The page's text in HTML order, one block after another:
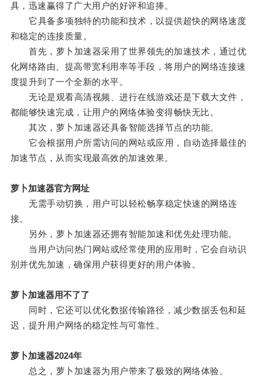
具，迅速赢得了广大用户的好评和追捧。
它具备多项独特的功能和技术，以提供超快的网络速度
和稳定的连接质量。
首先，萝卜加速器采用了世界领先的加速技术，通过优
化网络路由、提高带宽利用率等手段，将用户的网络连接速
度提升到了一个全新的水平。
无论是观看高清视频、进行在线游戏还是下载大文件，
都能够快速完成，让用户的网络体验变得畅快无比。
其次，萝卜加速器还具备智能选择节点的功能。
它会根据用户所需访问的网站或应用，自动选择最佳的
加速节点，从而实现最高效的加速效果。
萝卜加速器官方网址
无需手动切换，用户可以轻松畅享稳定快速的网络连
接。
另外，萝卜加速器还拥有智能加速和优先处理功能。
当用户访问热门网站或经常使用的应用时，它会自动识
别并优先加速，确保用户获得更好的用户体验。
萝卜加速器用不了了
同时，它还可以优化数据传输路径，减少数据丢包和延
迟，提升用户网络的稳定性与可靠性。
萝卜加速器2024年
总之，萝卜加速器为用户带来了极致的网络体验。